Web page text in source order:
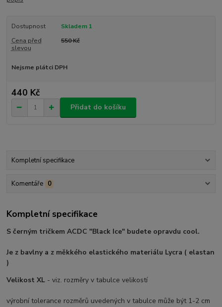
Dostupnost
Skladem 1
Cena před
slevou
550 Kč
Nejsme plátci DPH
440 Kč
Přidat do košíku
Kompletní specifikace
Komentáře 0
Kompletní specifikace
S černým tričkem ACDC "Black Ice" budete opravdu cool.
Je z bavlny a z měkkého elastického materiálu Lycra ( elastan
)
Velikost XL - viz. rozměry v tabulce velikostí
výrobní tolerance rozměrů uvedených v tabulce může být 1-2 cm